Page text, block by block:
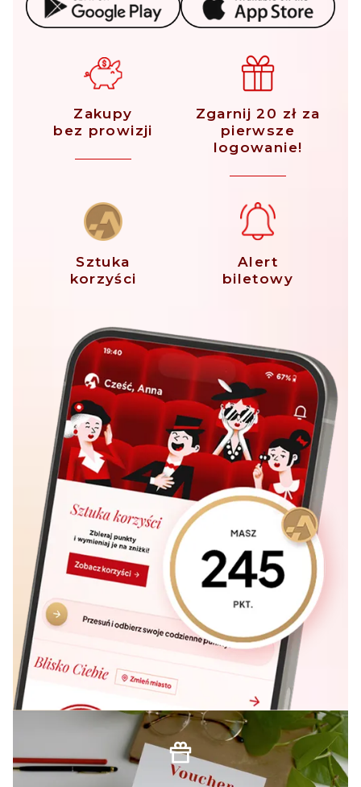
Zakupy
bez prowizji
Zgarnij 20 zł za
pierwsze
logowanie!
Sztuka
korzyści
Alert
biletowy